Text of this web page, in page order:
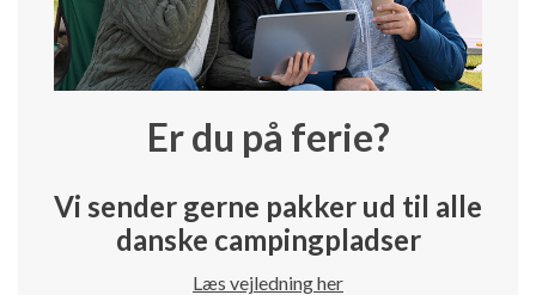
Er du på ferie?
Vi sender gerne pakker ud til alle
danske campingpladser
Læs vejledning her